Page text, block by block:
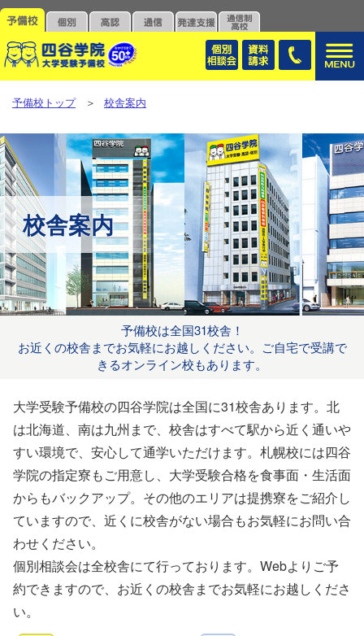
予備校トップ＞校舎案内
校舎案内
予備校は全国31校舎！
お近くの校舎までお気軽にお越しください。ご自宅で受講で
きるオンライン校もあります。
大学受験予備校の四谷学院は全国に31校舎あります。北
は北海道、南は九州まで、校舎はすべて駅から近く通いや
すい環境で、安心して通学いただけます。札幌校には四谷
学院の指定寮もご用意し、大学受験合格を食事面・生活面
からもバックアップ。その他のエリアは提携寮をご紹介し
ていますので、近くに校舎がない場合もお気軽にお問い合
わせください。
個別相談会は全校舎にて行っております。Webよりご予
約できますので、お近くの校舎までお気軽にお越しくださ
い。